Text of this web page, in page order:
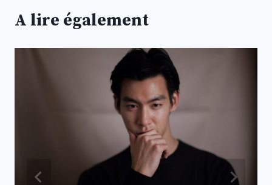
A lire également